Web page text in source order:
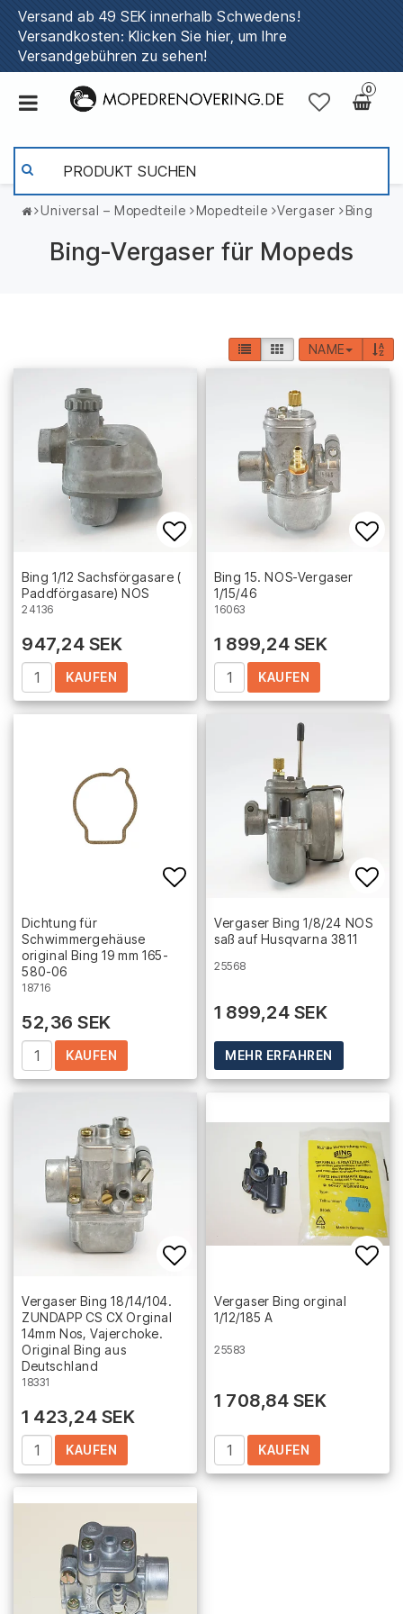
Versand ab 49 SEK innerhalb Schwedens!
Versandkosten: Klicken Sie hier, um Ihre
Versandgebühren zu sehen!
0
Universal – Mopedteile Mopedteile Vergaser Bing
Bing-Vergaser für Mopeds
NAME
Add to list of favorites
Bing 1/12 Sachsförgasare (
Paddförgasare) NOS
24136
947,24 SEK
KAUFEN
Bing 15. NOS-Vergaser
1/15/46
16063
1 899,24 SEK
KAUFEN
Add to list of favorites
Dichtung für
Schwimmergehäuse
original Bing 19 mm 165-
580-06
18716
52,36 SEK
KAUFEN
Vergaser Bing 1/8/24 NOS
saß auf Husqvarna 3811
25568
1 899,24 SEK
MEHR ERFAHREN
Add to list of favorites
Vergaser Bing 18/14/104.
ZUNDAPP CS CX Orginal
14mm Nos, Vajerchoke.
Original Bing aus
Deutschland
18331
1 423,24 SEK
KAUFEN
Vergaser Bing orginal
1/12/185 A
25583
1 708,84 SEK
KAUFEN